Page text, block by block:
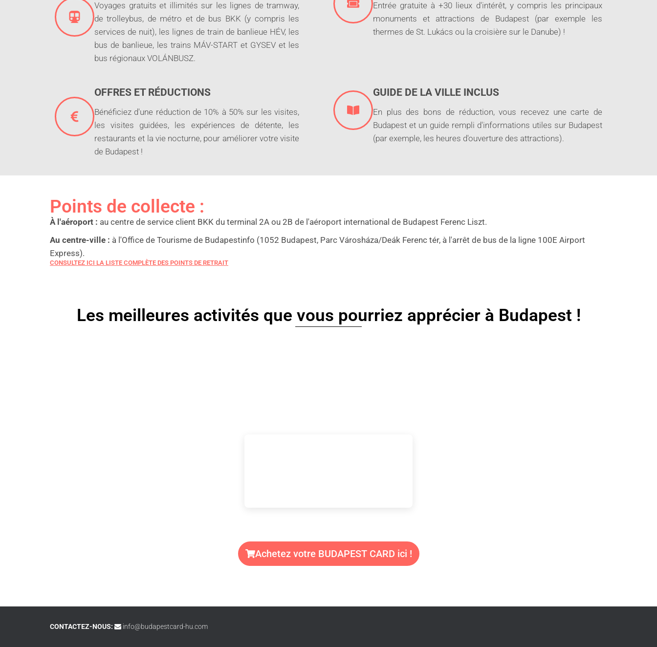
Voyages gratuits et illimités sur les lignes de tramway,
de trolleybus, de métro et de bus BKK (y compris les
services de nuit), les lignes de train de banlieue HÉV, les
bus de banlieue, les trains MÁV-START et GYSEV et les
bus régionaux VOLÁNBUSZ.
Entrée gratuite à +30 lieux d'intérêt, y compris les principaux
monuments et attractions de Budapest (par exemple les
thermes de St. Lukács ou la croisière sur le Danube) !
OFFRES ET RÉDUCTIONS
Bénéficiez d'une réduction de 10% à 50% sur les visites,
les visites guidées, les expériences de détente, les
restaurants et la vie nocturne, pour améliorer votre visite
de Budapest !
GUIDE DE LA VILLE INCLUS
En plus des bons de réduction, vous recevez une carte de
Budapest et un guide rempli d'informations utiles sur Budapest
(par exemple, les heures d'ouverture des attractions).
Points de collecte :
À l'aéroport : au centre de service client BKK du terminal 2A ou 2B de l'aéroport international de Budapest Ferenc Liszt.
Au centre-ville : à l'Office de Tourisme de Budapestinfo (1052 Budapest, Parc Városháza/Deák Ferenc tér, à l'arrêt de bus de la ligne 100E Airport
Express).
CONSULTEZ ICI LA LISTE COMPLÈTE DES POINTS DE RETRAIT
Les meilleures activités que vous pourriez apprécier à Budapest !
Achetez votre BUDAPEST CARD ici !
CONTACTEZ-NOUS: info@budapestcard-hu.com